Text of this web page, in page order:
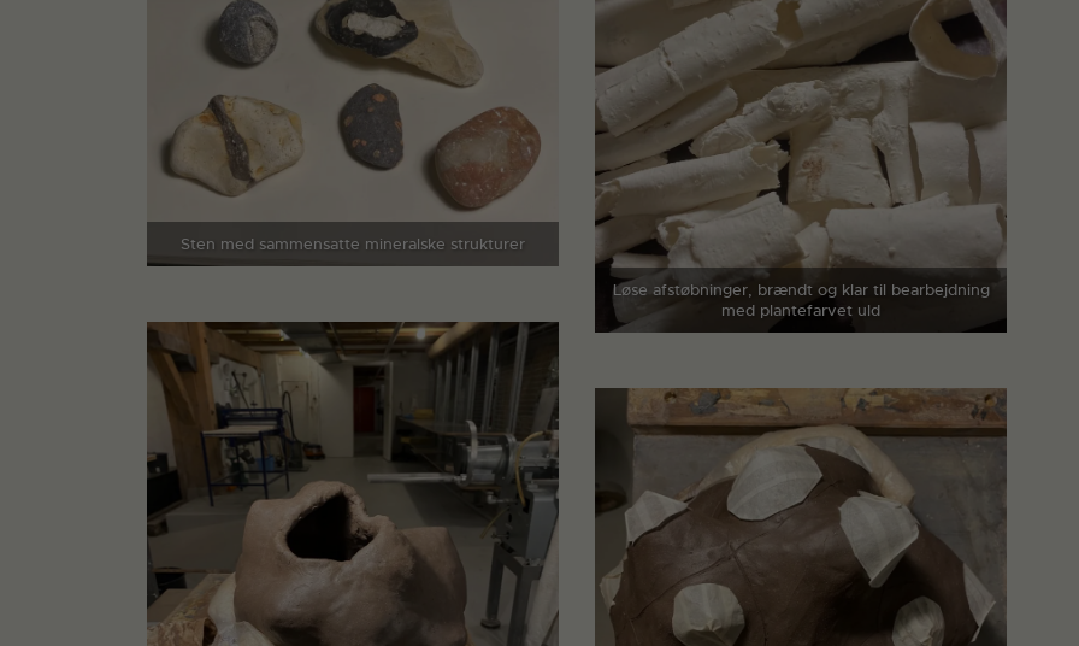
Løse afstøbninger, brændt og klar til bearbejdning
med plantefarvet uld
Sten med sammensatte mineralske strukturer